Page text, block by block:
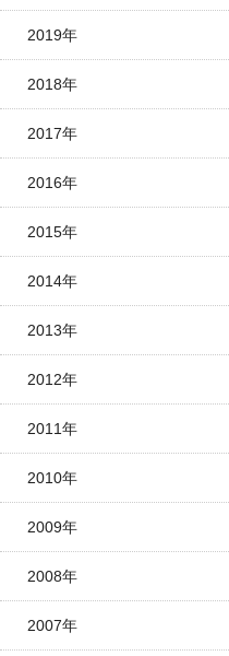
2019年
2018年
2017年
2016年
2015年
2014年
2013年
2012年
2011年
2010年
2009年
2008年
2007年